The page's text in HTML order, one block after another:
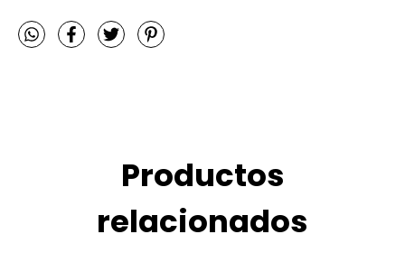
Productos
relacionados